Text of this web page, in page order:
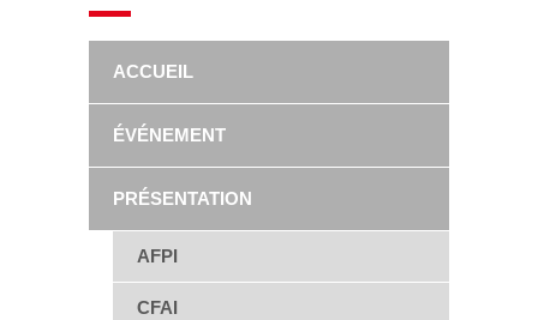
ACCUEIL
ÉVÉNEMENT
PRÉSENTATION
AFPI
CFAI